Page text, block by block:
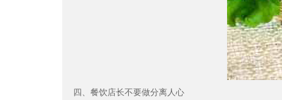
四、餐饮店长不要做分离人心